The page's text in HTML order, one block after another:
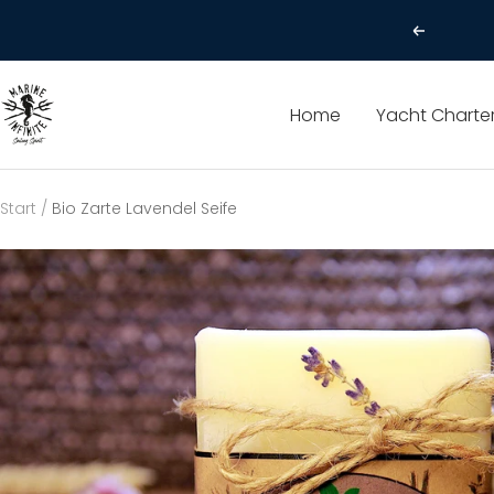
Zurück
Home Yacht
Marine
Infinite
Start Bio Zarte Lavendel Seife